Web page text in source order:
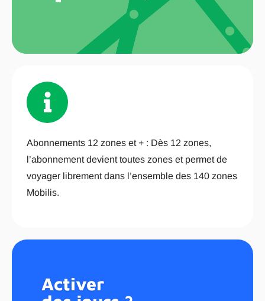
Abonnements 12 zones et + : Dès 12 zones,
l’abonnement devient toutes zones et permet de
voyager librement dans l’ensemble des 140 zones
Mobilis.
Activer